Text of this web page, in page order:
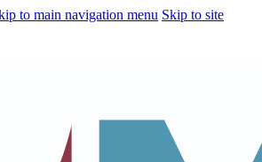
to main navigation menu Skip to site